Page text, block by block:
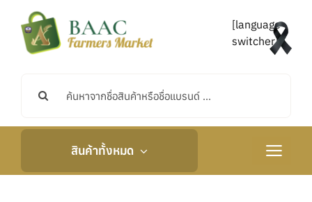
content
[language-
switcher]
สินค้าทั้งหมด
Toggle